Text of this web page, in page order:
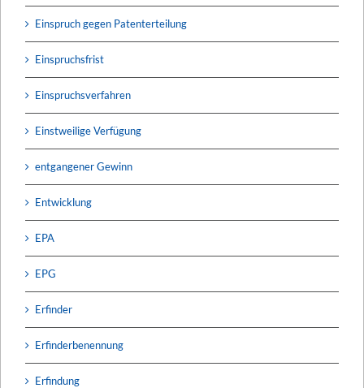
Einspruch gegen Patenterteilung
Einspruchsfrist
Einspruchsverfahren
Einstweilige Verfügung
entgangener Gewinn
Entwicklung
EPA
EPG
Erfinder
Erfinderbenennung
Erfindung